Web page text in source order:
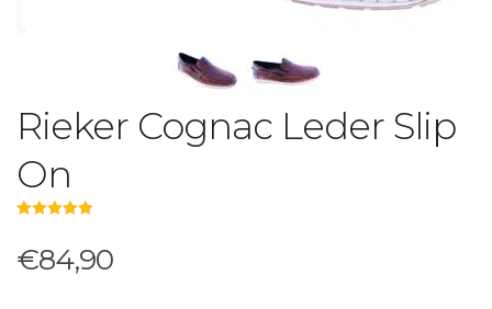
Rieker Cognac Leder Slip
On
€84,90